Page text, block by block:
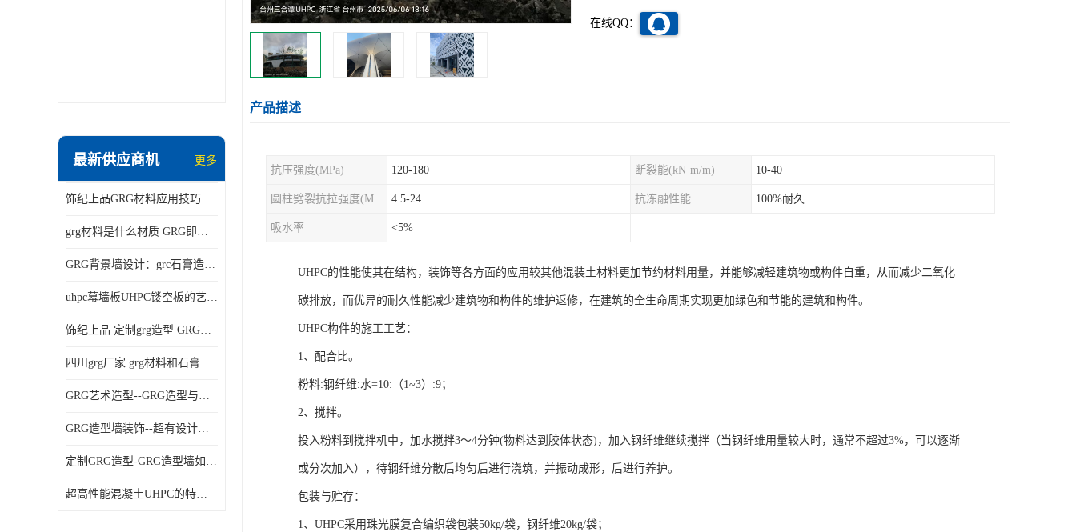
最新供应商机 更多
饰纪上品GRG材料应用技巧 如何在工程中实现装饰效果
grg材料是什么材质 GRG即玻璃纤维增强石膏
GRG背景墙设计：grc石膏造型的创意灵感集
uhpc幕墙板UHPC镂空板的艺术：UHPC材质的革新力量
饰纪上品 定制grg造型 GRG吊材料特性与厚度
四川grg厂家 grg材料和石膏的区别
GRG艺术造型--GRG造型与会展中心装饰空间的**碰撞
GRG造型墙装饰--超有设计感的网红打卡餐厅GRG造型墙面
定制GRG造型-GRG造型墙如何上颜色
超高性能混凝土UHPC的特点和UHPC技术要求
在线QQ：
产品描述
抗压强度(MPa) 120-180 断裂能(kN·m/m) 10-40
圆柱劈裂抗拉强度(MPa) 4.5-24 抗冻融性能 100%耐久
吸水率 <5%
UHPC的性能使其在结构，装饰等各方面的应用较其他混装土材料更加节约材料用量，并能够减轻建筑物或构件自重，从而减少二氧化
碳排放，而优异的耐久性能减少建筑物和构件的维护返修，在建筑的全生命周期实现更加绿色和节能的建筑和构件。
UHPC构件的施工工艺：
1、配合比。
粉料:钢纤维:水=10:（1~3）:9；
2、搅拌。
投入粉料到搅拌机中，加水搅拌3～4分钟(物料达到胶体状态)，加入钢纤维继续搅拌（当钢纤维用量较大时，通常不超过3%，可以逐渐
或分次加入），待钢纤维分散后均匀后进行浇筑，并振动成形，后进行养护。
包装与贮存：
1、UHPC采用珠光膜复合编织袋包装50kg/袋，钢纤维20kg/袋；